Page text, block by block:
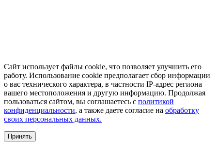
Сайт использует файлы cookie, что позволяет улучшить его
работу. Использование cookie предполагает сбор информации
о вас технического характера, в частности IP-адрес региона
вашего местоположения и другую информацию. Продолжая
пользоваться сайтом, вы соглашаетесь с политикой
конфиденциальности, а также даете согласие на обработку
своих персональных данных.
Принять